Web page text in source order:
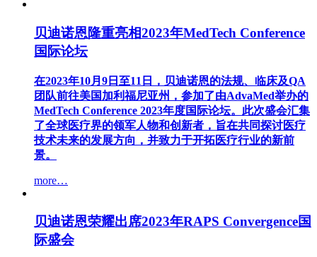
贝迪诺恩隆重亮相2023年MedTech Conference
国际论坛
在2023年10月9日至11日，贝迪诺恩的法规、临床及QA
团队前往美国加利福尼亚州，参加了由AdvaMed举办的
MedTech Conference 2023年度国际论坛。此次盛会汇集
了全球医疗界的领军人物和创新者，旨在共同探讨医疗
技术未来的发展方向，并致力于开拓医疗行业的新前
景。
more…
贝迪诺恩荣耀出席2023年RAPS Convergence国
际盛会